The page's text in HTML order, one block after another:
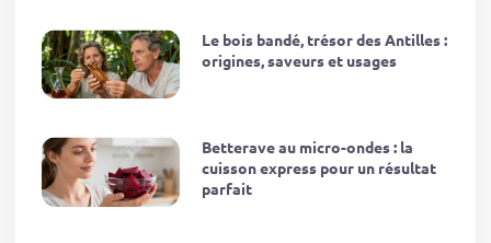
Le bois bandé, trésor des Antilles :
origines, saveurs et usages
Betterave au micro-ondes : la
cuisson express pour un résultat
parfait